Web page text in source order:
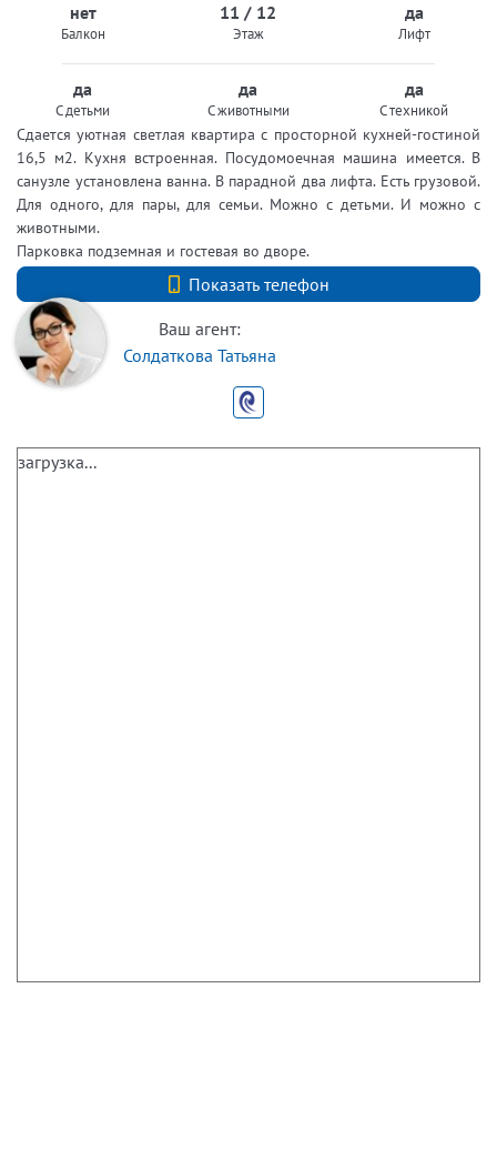
нет
Балкон
11 / 12
Этаж
да
Лифт
да
С детьми
да
С животными
да
С техникой
Сдается уютная светлая квартира с просторной кухней-гостиной
16,5 м2. Кухня встроенная. Посудомоечная машина имеется. В
санузле установлена ванна. В парадной два лифта. Есть грузовой.
Для одного, для пары, для семьи. Можно с детьми. И можно с
животными.
Парковка подземная и гостевая во дворе.
Показать телефон
+7 (812) 740-70-40
Ваш агент:
Солдаткова Татьяна
загрузка...